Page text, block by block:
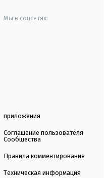
Мы в соцсетях:
приложения
Соглашение пользователя
Сообщества
Правила комментирования
Техническая информация